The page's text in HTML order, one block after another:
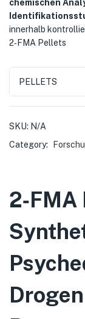
chemischen
innerhalb
2‑FMA Pellets
PELLETS
SKU: N/A
Category:
2‑FMA